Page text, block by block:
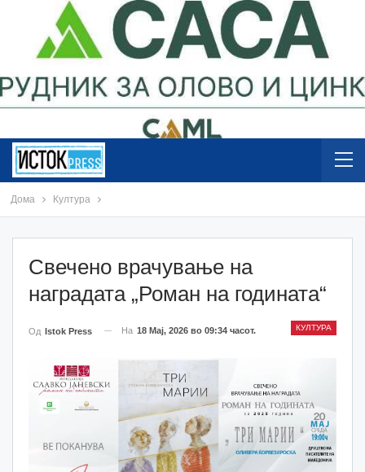
Дома Култура
Свечено врачување на
наградата „Роман на годината“
КУЛТУРА
Од Istok Press На 18 Мај, 2026 во 09:34 часот.